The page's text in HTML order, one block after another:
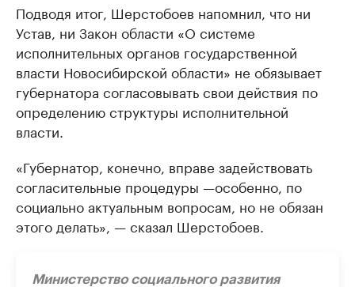
Подводя итог, Шерстобоев напомнил, что ни
Устав, ни Закон области «О системе
исполнительных органов государственной
власти Новосибирской области» не обязывает
губернатора согласовывать свои действия по
определению структуры исполнительной
власти.
«Губернатор, конечно, вправе задействовать
согласительные процедуры —особенно, по
социально актуальным вопросам, но не обязан
этого делать», — сказал Шерстобоев.
Министерство социального развития